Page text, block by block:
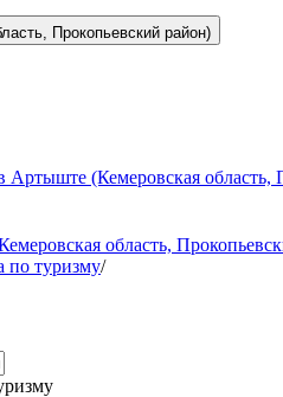
Прокопьевский район)
Артыште (Кемеровская область,
область,
по туризму/